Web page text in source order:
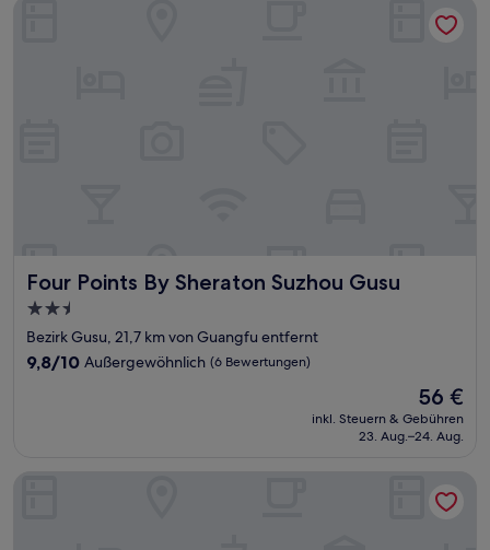
Four Points By Sheraton Suzhou Gusu
Four Points By Sheraton Suzhou Gusu
2.5-
Sterne-
Unterkunft
Bezirk Gusu, 21,7 km von Guangfu entfernt
9.8
9,8/10 Außergewöhnlich (6 Bewertungen)
Der
Preis
beträgt
56 €
inkl. Steuern & Gebühren
23. Aug.–24. Aug.
Hotel Indigo Suzhou Grand Canal by IHG